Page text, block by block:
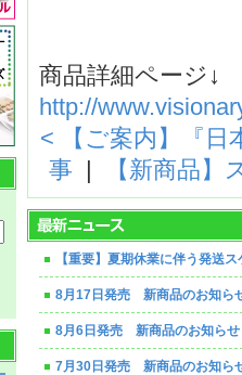
商品詳細ページ↓
http://
< 【ご案内】『
事
【新商品
【重要】夏期休業に伴う発送
8月17日発売 新商品のお知ら
8月6日発売 新商品のお知らせ
7月30日発売 新商品のお知ら